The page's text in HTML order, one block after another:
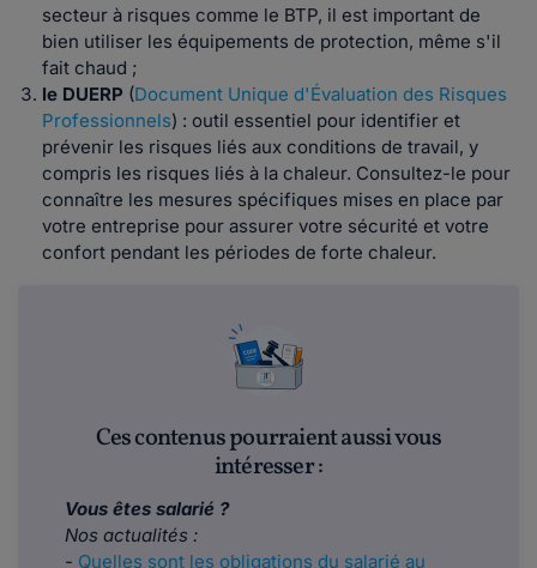
secteur à risques comme le BTP, il est important de
bien utiliser les équipements de protection, même s'il
fait chaud ;
le DUERP (Document Unique d'Évaluation des Risques
Professionnels) : outil essentiel pour identifier et
prévenir les risques liés aux conditions de travail, y
compris les risques liés à la chaleur. Consultez-le pour
connaître les mesures spécifiques mises en place par
votre entreprise pour assurer votre sécurité et votre
confort pendant les périodes de forte chaleur.
Ces contenus pourraient aussi vous
intéresser :
Vous êtes salarié ?
Nos actualités :
- Quelles sont les obligations du salarié au